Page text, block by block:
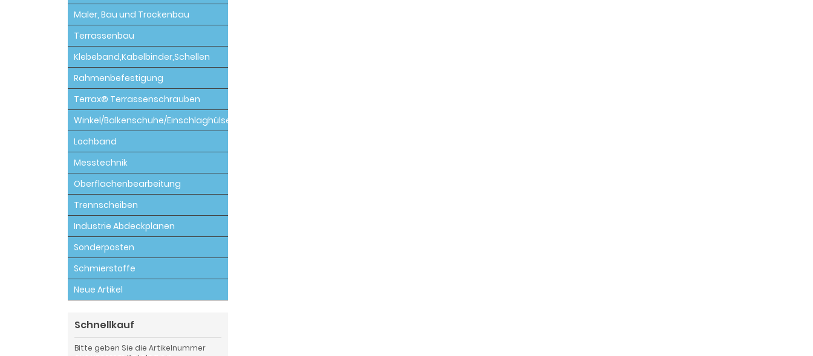
Maler, Bau und Trockenbau
Terrassenbau
Klebeband,Kabelbinder,Schellen
Rahmenbefestigung
Terrax® Terrassenschrauben
Winkel/Balkenschuhe/Einschlaghülsen
Lochband
Messtechnik
Oberflächenbearbeitung
Trennscheiben
Industrie Abdeckplanen
Sonderposten
Schmierstoffe
Neue Artikel
Schnellkauf
Bitte geben Sie die Artikelnummer